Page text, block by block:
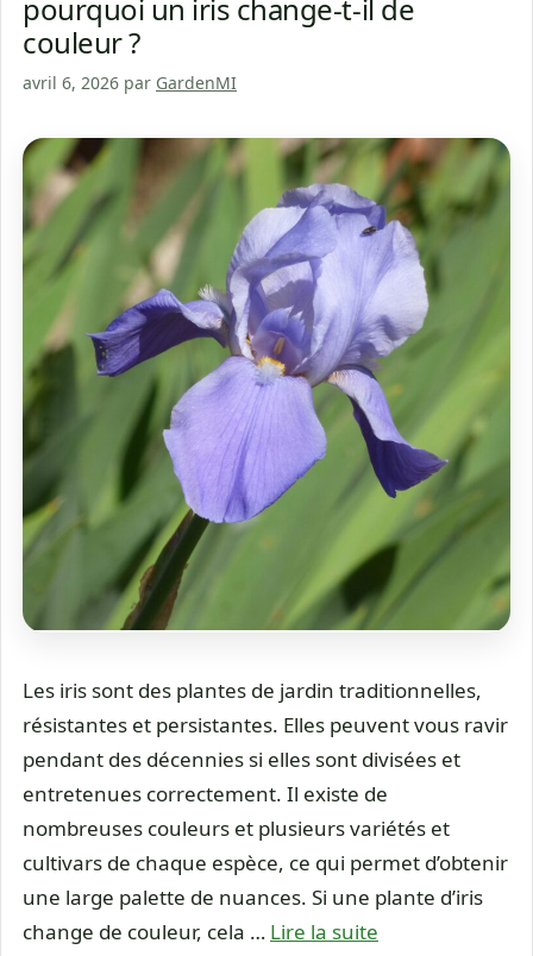
pourquoi un iris change-t-il de
couleur ?
avril 6, 2026 par GardenMI
Les iris sont des plantes de jardin traditionnelles,
résistantes et persistantes. Elles peuvent vous ravir
pendant des décennies si elles sont divisées et
entretenues correctement. Il existe de
nombreuses couleurs et plusieurs variétés et
cultivars de chaque espèce, ce qui permet d’obtenir
une large palette de nuances. Si une plante d’iris
change de couleur, cela … Lire la suite